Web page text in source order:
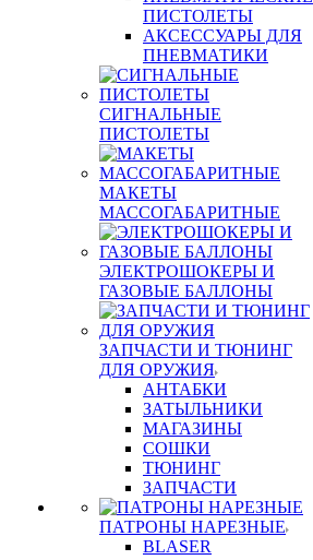
ПИСТОЛЕТЫ
АКСЕССУАРЫ ДЛЯ
ПНЕВМАТИКИ
СИГНАЛЬНЫЕ
ПИСТОЛЕТЫ
МАКЕТЫ
МАССОГАБАРИТНЫЕ
ЭЛЕКТРОШОКЕРЫ И
ГАЗОВЫЕ БАЛЛОНЫ
ЗАПЧАСТИ И ТЮНИНГ
ДЛЯ ОРУЖИЯ
АНТАБКИ
ЗАТЫЛЬНИКИ
МАГАЗИНЫ
СОШКИ
ТЮНИНГ
ЗАПЧАСТИ
ПАТРОНЫ НАРЕЗНЫЕ
BLASER